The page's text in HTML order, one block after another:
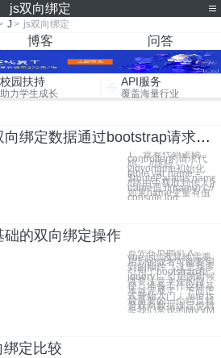
js双向绑定
J > js双向绑定
博客 问答
校园扶持
助力学生成长
API服务
覆盖海量行业
【曹操】 angular js双向绑定数据通过bootstrap请求获取不到表单数据
1、查看代码逻辑
controller的请求代
码： //跳转
vidyoname初始化
table var name =
$routeParams.name;
//路由中获取到传入的
name值 if(name) { //
如果name变量有值
console.log
的双向绑定操作
首先在页面引入
vue.js以及其他需要
用到的或者可能要用
到的插件（这里我多
引用了bootstrap和
jquery） 引用的时候
需要注意文件的路
径，准备工作这样基
本就完成了，下面正
式开始入门。 vue.js
最重要的一个特点就
是双向数据绑定也就
是我们常说的MVVM
绑定比较